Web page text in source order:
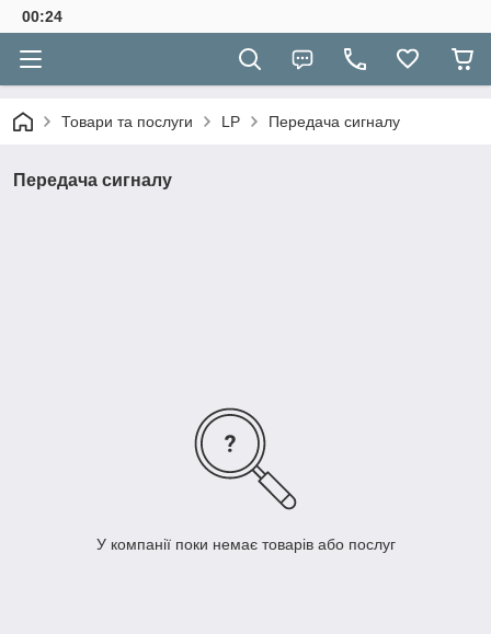
00:24
Товари та послуги LP Передача сигналу
Передача сигналу
У компанії поки немає товарів або послуг